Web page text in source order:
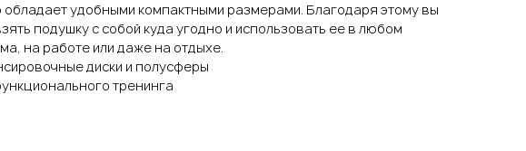
обладает удобными компактными размерами. Благодаря этому вы
подушку с собой куда угодно и использовать ее в любом
на работе или даже на отдыхе.
диски и полусферы
тренинга